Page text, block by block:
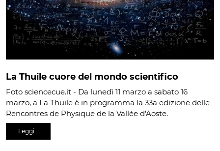
La Thuile cuore del mondo scientifico
Foto sciencecue.it - Da lunedì 11 marzo a sabato 16
marzo, a La Thuile è in programma la 33a edizione delle
Rencontres de Physique de la Vallée d'Aoste.
Leggi…